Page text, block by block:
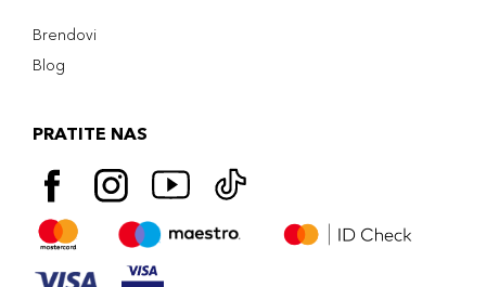
Brendovi
Blog
PRATITE NAS